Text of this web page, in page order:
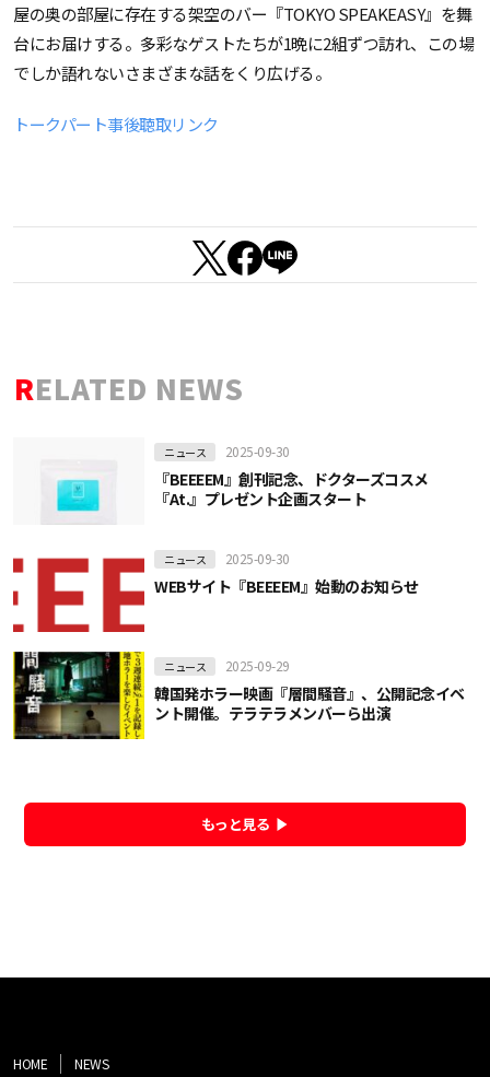
屋の奥の部屋に存在する架空のバー『TOKYO SPEAKEASY』を舞
台にお届けする。多彩なゲストたちが1晩に2組ずつ訪れ、この場
でしか語れないさまざまな話をくり広げる。
トークパート事後聴取リンク
RELATED NEWS
ニュース 2025-09-30
『BEEEEM』創刊記念、ドクターズコスメ
『At.』プレゼント企画スタート
ニュース 2025-09-30
WEBサイト『BEEEEM』始動のお知らせ
ニュース 2025-09-29
韓国発ホラー映画『層間騒音』、公開記念イベ
ント開催。テラテラメンバーら出演
もっと見る
HOME NEWS